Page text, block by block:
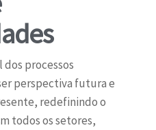
processos
perspectiva futura e
redefinindo o
todos os setores,